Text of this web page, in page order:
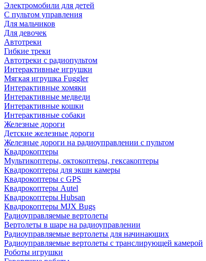
Электромобили для детей
С пультом управления
Для мальчиков
Для девочек
Автотреки
Гибкие треки
Автотреки с радиопультом
Интерактивные игрушки
Мягкая игрушка Fuggler
Интерактивные хомяки
Интерактивные медведи
Интерактивные кошки
Интерактивные собаки
Железные дороги
Детские железные дороги
Железные дороги на радиоуправлении с пультом
Квадрокоптеры
Мультикоптеры, октокоптеры, гексакоптеры
Квадрокоптеры для экшн камеры
Квадрокоптеры с GPS
Квадрокоптеры Autel
Квадрокоптеры Hubsan
Квадрокоптеры MJX Bugs
Радиоуправляемые вертолеты
Вертолеты в шаре на радиоуправлении
Радиоуправляемые вертолеты для начинающих
Радиоуправляемые вертолеты с транслирующей камерой
Роботы игрушки